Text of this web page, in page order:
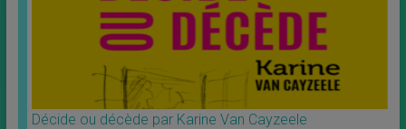
Décide ou décède par Karine Van Cayzeele